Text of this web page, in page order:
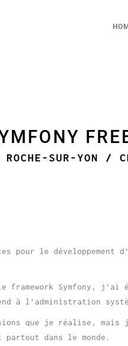
SUR-YON /
pour le
Symfony, j’ai
à l’administration
que je réalise,
dans le monde.